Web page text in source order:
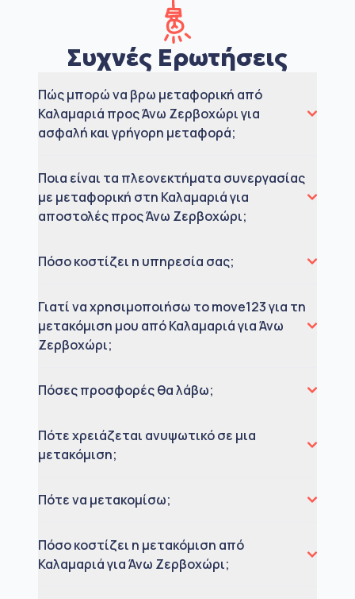
Συχνές Ερωτήσεις
Πώς μπορώ να βρω μεταφορική από
Καλαμαριά προς Άνω Ζερβοχώρι για
ασφαλή και γρήγορη μεταφορά;
Ποια είναι τα πλεονεκτήματα συνεργασίας
με μεταφορική στη Καλαμαριά για
αποστολές προς Άνω Ζερβοχώρι;
Πόσο κοστίζει η υπηρεσία σας;
Γιατί να χρησιμοποιήσω το move123 για τη
μετακόμιση μου από Καλαμαριά για Άνω
Ζερβοχώρι;
Πόσες προσφορές θα λάβω;
Πότε χρειάζεται ανυψωτικό σε μια
μετακόμιση;
Πότε να μετακομίσω;
Πόσο κοστίζει η μετακόμιση από
Καλαμαριά για Άνω Ζερβοχώρι;